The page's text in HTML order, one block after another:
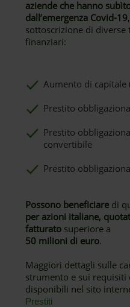
aziende che hanno
dall’emergenza Covid-19
sottoscrizione di
finanziari:
Aumento di capitale
Prestito
Prestito
convertibile
Prestito
Possono beneficiare di
per azioni italiane,
fatturato superiore a
50 milioni di euro.
Maggiori dettagli sulle
strumento e sui
disponibili nel sito
Prestiti